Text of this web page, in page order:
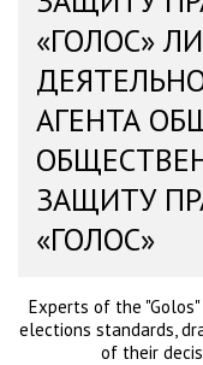
«ГОЛОС»
АГЕНТА
ЗАЩИТУ
«ГОЛОС»
Experts of the
elections standards,
of their